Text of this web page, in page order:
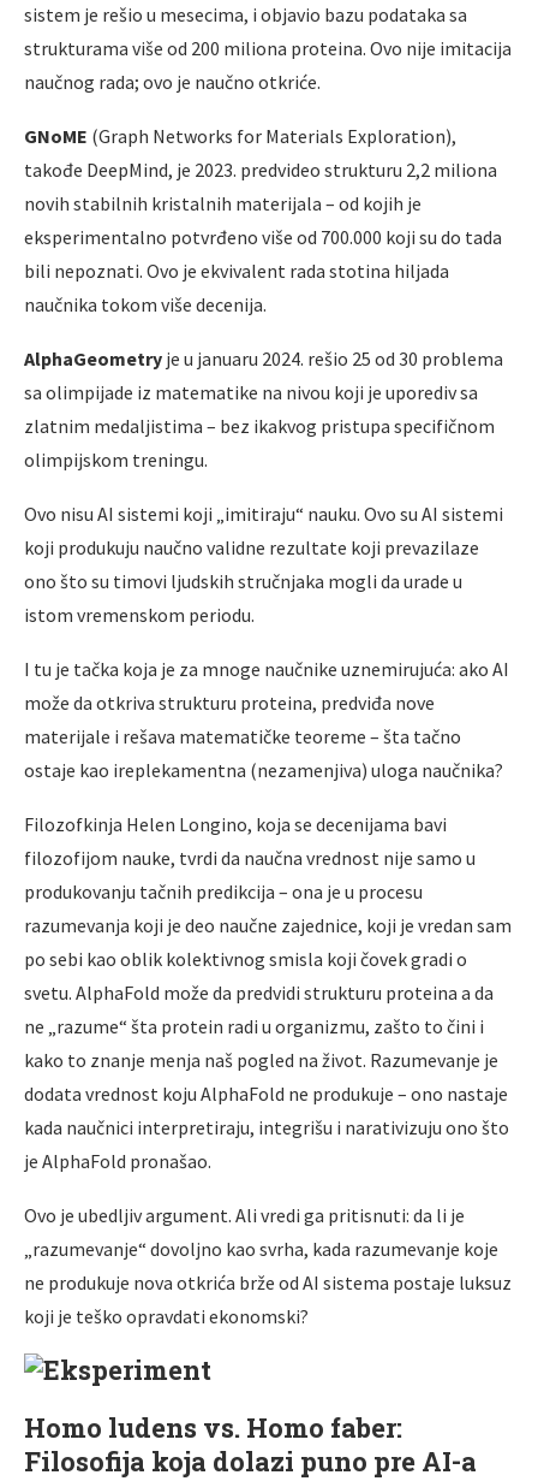
sistem je rešio u mesecima, i objavio bazu podataka sa
strukturama više od 200 miliona proteina. Ovo nije imitacija
naučnog rada; ovo je naučno otkriće.
GNoME (Graph Networks for Materials Exploration),
takođe DeepMind, je 2023. predvideo strukturu 2,2 miliona
novih stabilnih kristalnih materijala – od kojih je
eksperimentalno potvrđeno više od 700.000 koji su do tada
bili nepoznati. Ovo je ekvivalent rada stotina hiljada
naučnika tokom više decenija.
AlphaGeometry je u januaru 2024. rešio 25 od 30 problema
sa olimpijade iz matematike na nivou koji je uporediv sa
zlatnim medaljistima – bez ikakvog pristupa specifičnom
olimpijskom treningu.
Ovo nisu AI sistemi koji „imitiraju“ nauku. Ovo su AI sistemi
koji produkuju naučno validne rezultate koji prevazilaze
ono što su timovi ljudskih stručnjaka mogli da urade u
istom vremenskom periodu.
I tu je tačka koja je za mnoge naučnike uznemirujuća: ako AI
može da otkriva strukturu proteina, predviđa nove
materijale i rešava matematičke teoreme – šta tačno
ostaje kao ireplekamentna (nezamenjiva) uloga naučnika?
Filozofkinja Helen Longino, koja se decenijama bavi
filozofijom nauke, tvrdi da naučna vrednost nije samo u
produkovanju tačnih predikcija – ona je u procesu
razumevanja koji je deo naučne zajednice, koji je vredan sam
po sebi kao oblik kolektivnog smisla koji čovek gradi o
svetu. AlphaFold može da predvidi strukturu proteina a da
ne „razume“ šta protein radi u organizmu, zašto to čini i
kako to znanje menja naš pogled na život. Razumevanje je
dodata vrednost koju AlphaFold ne produkuje – ono nastaje
kada naučnici interpretiraju, integrišu i narativizuju ono što
je AlphaFold pronašao.
Ovo je ubedljiv argument. Ali vredi ga pritisnuti: da li je
„razumevanje“ dovoljno kao svrha, kada razumevanje koje
ne produkuje nova otkrića brže od AI sistema postaje luksuz
koji je teško opravdati ekonomski?
Homo ludens vs. Homo faber:
Filosofija koja dolazi puno pre AI-a